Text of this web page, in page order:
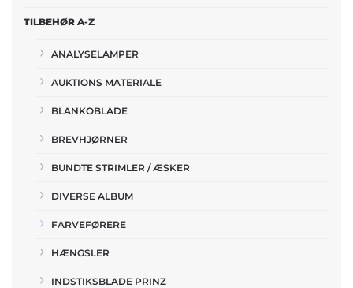
TILBEHØR A-Z
ANALYSELAMPER
AUKTIONS MATERIALE
BLANKOBLADE
BREVHJØRNER
BUNDTE STRIMLER / ÆSKER
DIVERSE ALBUM
FARVEFØRERE
HÆNGSLER
INDSTIKSBLADE PRINZ